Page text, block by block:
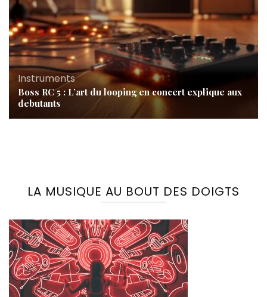
Instruments
Boss RC 5 : L’art du looping en concert explique aux
debutants
LA MUSIQUE AU BOUT DES DOIGTS